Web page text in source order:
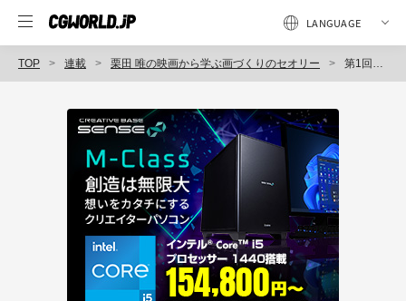
TOP 連載 栗田 唯の映画から学ぶ画づくりのセオリー 第1回：『ブレイキング・バッド』シリーズから学ぶ、視線誘導（前編）【新連載】